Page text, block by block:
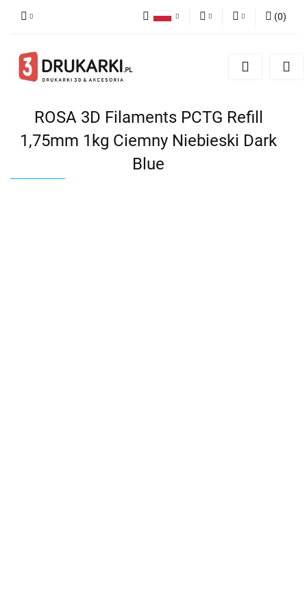
English
Zarejestruj się
(0)
ROSA 3D Filaments PCTG Refill
1,75mm 1kg Ciemny Niebieski Dark
Blue